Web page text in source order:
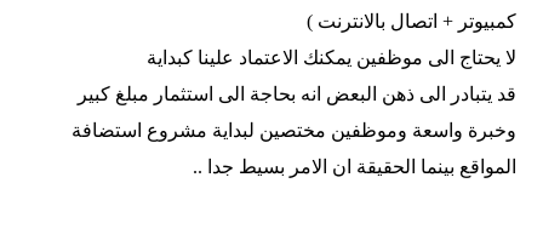
كمبيوتر + اتصال بالانترنت )
لا يحتاج الى موظفين يمكنك الاعتماد علينا كبداية
قد يتبادر الى ذهن البعض انه بحاجة الى استثمار مبلغ كبير
وخبرة واسعة وموظفين مختصين لبداية مشروع استضافة
المواقع بينما الحقيقة ان الامر بسيط جدا ..